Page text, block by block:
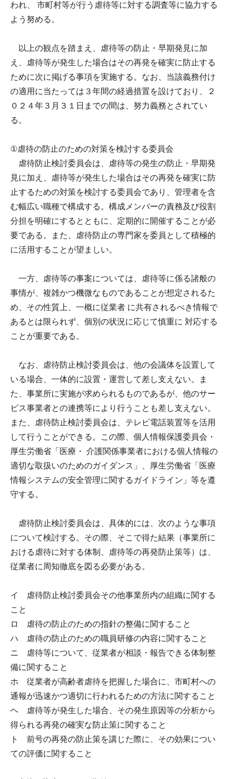
われ、 市町村等が行う虐待等に対する調査等に協力する
よう努める。
以上の観点を踏まえ、虐待等の防止・早期発見に加
え、虐待等が発生した場合はその再発を確実に防止する
ために次に掲げる事項を実施する。なお、当該義務付け
の適用に当たっては３年間の経過措置を設けており、２
０２４年３月３１日までの間は、努力義務とされてい
る。
①虐待の防止のための対策を検討する委員会
虐待防止検討委員会は、虐待等の発生の防止・早期発
見に加え、虐待等が発生した場合はその再発を確実に防
止するための対策を検討する委員会であり、管理者を含
む幅広い職種で構成する。構成メンバーの責務及び役割
分担を明確にするとともに、定期的に開催することが必
要である。また、虐待防止の専門家を委員として積極的
に活用することが望ましい。
一方、虐待等の事案については、虐待等に係る諸般の
事情が、複雑かつ機微なものであることが想定されるた
め、その性質上、一概に従業者 に共有されるべき情報で
あるとは限られず、個別の状況に応じて慎重に 対応する
ことが重要である。
なお、虐待防止検討委員会は、他の会議体を設置して
いる場合、一体的に設置・運営して差し支えない。ま
た、事業所に実施が求められるものであるが、他のサー
ビス事業者との連携等により行うことも差し支えない。
また、虐待防止検討委員会は、テレビ電話装置等を活用
して行うことができる。この際、個人情報保護委員会・
厚生労働省「医療・ 介護関係事業者における個人情報の
適切な取扱いのためのガイダンス」、厚生労働省「医療
情報システムの安全管理に関するガイドライン」等を遵
守する。
虐待防止検討委員会は、具体的には、次のような事項
について検討する。その際、そこで得た結果（事業所に
おける虐待に対する体制、虐待等の再発防止策等）は、
従業者に周知徹底を図る必要がある。
イ 虐待防止検討委員会その他事業所内の組織に関する
こと
ロ 虐待の防止のための指針の整備に関すること
ハ 虐待の防止のための職員研修の内容に関すること
ニ 虐待等について、従業者が相談・報告できる体制整
備に関すること
ホ 従業者が高齢者虐待を把握した場合に、市町村への
通報が迅速かつ適切に行われるための方法に関すること
ヘ 虐待等が発生した場合、その発生原因等の分析から
得られる再発の確実な防止策に関すること
ト 前号の再発の防止策を講じた際に、その効果につい
ての評価に関すること